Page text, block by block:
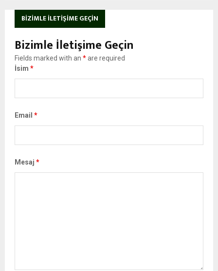
BIZIMLE İLETIŞIME GEÇIN
Bizimle İletişime Geçin
Fields marked with an *are required
İsim *
Email *
Mesaj *